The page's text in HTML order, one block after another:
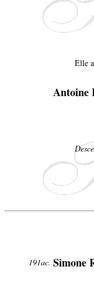
Elle
Antoine
191ac. Simone